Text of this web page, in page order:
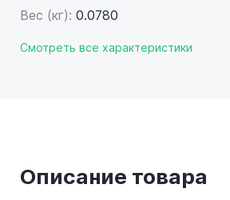
Вес (кг): 0.0780
Смотреть все характеристики
Описание товара